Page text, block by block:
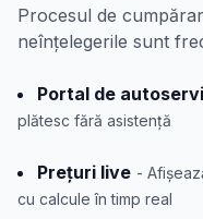
Procesul de
neînțelegerile sunt
Portal de
plătesc fără asistență
Prețuri live -
cu calcule în timp real